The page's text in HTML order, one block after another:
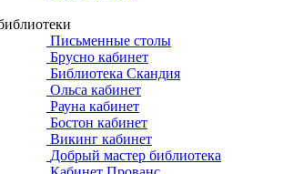
Письменные столы
Брусно кабинет
Библиотека Скандия
Ольса кабинет
Рауна кабинет
Бостон кабинет
Викинг кабинет
Добрый мастер библиотека